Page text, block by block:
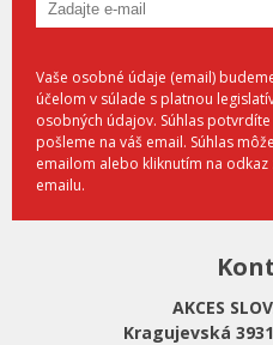
Vaše osobné údaje (email)
účelom v súlade s platnou
osobných údajov. Súhlas
pošleme na váš email. Súhlas
emailom alebo kliknutím na
emailu.
AKCES
Kragujevská